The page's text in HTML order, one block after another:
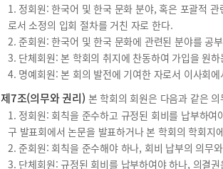
1. 정회원: 한국어 및 한국 문화 분야, 혹은 포괄적
로서 소정의 입회 절차를 거친 자로 한다.
2. 준회원: 한국어 및 한국 문화에 관련된 분야를 공
3. 단체회원: 본 학회의 취지에 찬동하여 가입을 원
4. 명예회원: 본 회의 발전에 기여한 자로서 이사회
제7조(의무와 권리) 본 학회의 회원은 다음과 같은
1. 정회원: 회칙을 준수하고 규정된 회비를 납부하
구 발표회에서 논문을 발표하거나 본 학회의 학회지
2. 준회원: 회칙을 준수해야 하나, 회비 납부의 의무
3. 단체회원: 규정된 회비를 납부하여야 하나, 의결